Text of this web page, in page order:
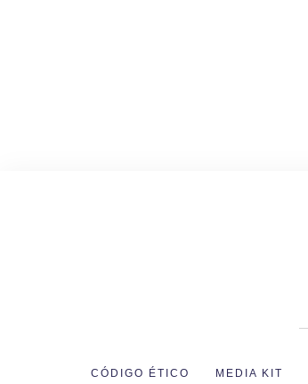
CÓDIGO ÉTICO MEDIA KIT